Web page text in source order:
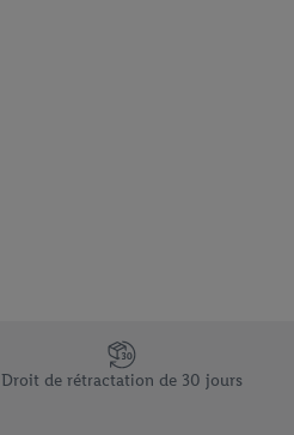
Droit de rétractation de 30 jours